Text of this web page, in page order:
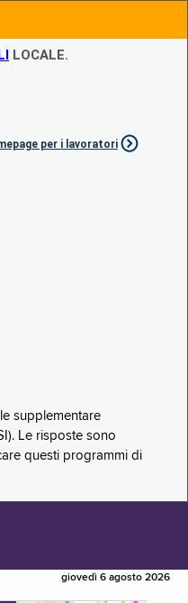
LOCALE.
per i lavoratori
supplementare
Le risposte sono
questi programmi di
giovedì 6 agosto 2026